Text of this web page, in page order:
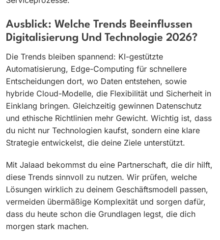
Ausblick: Welche Trends Beeinflussen
Digitalisierung Und Technologie 2026?
Die Trends bleiben spannend: KI-gestützte
Automatisierung, Edge-Computing für schnellere
Entscheidungen dort, wo Daten entstehen, sowie
hybride Cloud-Modelle, die Flexibilität und Sicherheit in
Einklang bringen. Gleichzeitig gewinnen Datenschutz
und ethische Richtlinien mehr Gewicht. Wichtig ist, dass
du nicht nur Technologien kaufst, sondern eine klare
Strategie entwickelst, die deine Ziele unterstützt.
Mit Jalaad bekommst du eine Partnerschaft, die dir hilft,
diese Trends sinnvoll zu nutzen. Wir prüfen, welche
Lösungen wirklich zu deinem Geschäftsmodell passen,
vermeiden übermäßige Komplexität und sorgen dafür,
dass du heute schon die Grundlagen legst, die dich
morgen stark machen.